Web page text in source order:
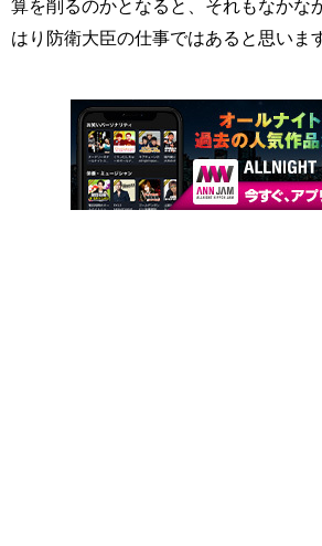
算を削るのかとなると、それもなかな
はり防衛大臣の仕事ではあると思いま